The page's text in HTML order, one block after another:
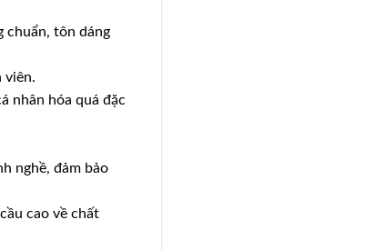
chuẩn, tôn dáng
viên.
nhân hóa quá đặc
nghề, đảm bảo
cao về chất